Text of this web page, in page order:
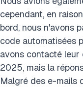
cependant, en
bord, nous n'avons
code automatisées
avons contacté
2025, mais la
Malgré des e-mails